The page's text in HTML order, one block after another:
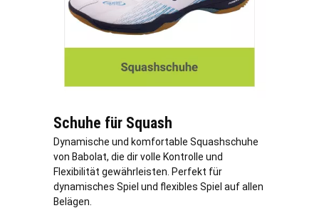
Schuhe für Squash
Dynamische und komfortable Squashschuhe
von Babolat, die dir volle Kontrolle und
Flexibilität gewährleisten. Perfekt für
dynamisches Spiel und flexibles Spiel auf allen
Belägen.